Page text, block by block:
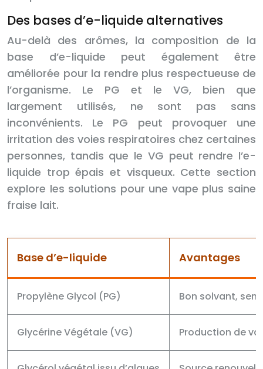
Des bases d’e-liquide alternatives
Au-delà des arômes, la composition de la
base d’e-liquide peut également être
améliorée pour la rendre plus respectueuse de
l’organisme. Le PG et le VG, bien que
largement utilisés, ne sont pas sans
inconvénients. Le PG peut provoquer une
irritation des voies respiratoires chez certaines
personnes, tandis que le VG peut rendre l’e-
liquide trop épais et visqueux. Cette section
explore les solutions pour une vape plus saine
fraise lait.
Base d’e-liquide Avantages
Propylène Glycol (PG) Bon solvant,
Glycérine Végétale (VG) Production de